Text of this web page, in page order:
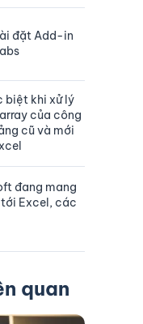
đặt Add-in
biệt khi xử lý
của công
cũ và mới
đang mang
Excel, các
quan